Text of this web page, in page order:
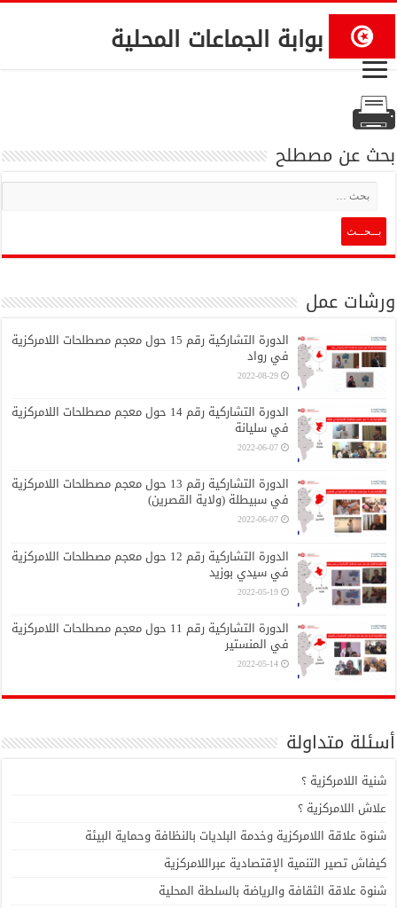
بوابة الجماعات المحلية
بحث عن مصطلح
ورشات عمل
الدورة التشاركية رقم 15 حول معجم مصطلحات اللامركزية
في رواد
2022-08-29
الدورة التشاركية رقم 14 حول معجم مصطلحات اللامركزية
في سليانة
2022-06-07
الدورة التشاركية رقم 13 حول معجم مصطلحات اللامركزية
في سبيطلة (ولاية القصرين)
2022-06-07
الدورة التشاركية رقم 12 حول معجم مصطلحات اللامركزية
في سيدي بوزيد
2022-05-19
الدورة التشاركية رقم 11 حول معجم مصطلحات اللامركزية
في المنستير
2022-05-14
أسئلة متداولة
شنية اللامركزية ؟
علاش اللامركزية ؟
شنوة علاقة اللامركزية وخدمة البلديات بالنظافة وحماية البيئة
كيفاش تصير التنمية الإقتصادية عبراللامركزية
شنوة علاقة الثقافة والرياضة بالسلطة المحلية